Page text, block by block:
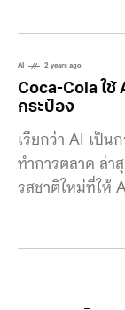
พลังงานจากตลับ
จำเป็นต้องเสียบ
ตลับใหม่ได้อย่าง
อัตโนมัติแบบเดิ
เครื่องนี้จะอยู่ใน
ไฟฟ้า เพื่อให้ใช้
AI 2 years ago
Coca-Cola ใช้
กระป๋อง
เรียกว่า AI เป็น
ทำการตลาด ล่า
รสชาติใหม่ที่ให้